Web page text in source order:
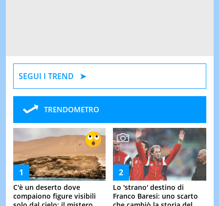
SEGUI I TREND
TRENDOMETRO
C'è un deserto dove
compaiono figure visibili
Lo 'strano' destino di
Franco Baresi: uno scarto